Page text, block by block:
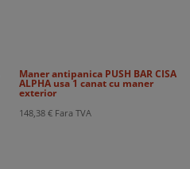
Maner antipanica PUSH BAR CISA
ALPHA usa 1 canat cu maner
exterior
148,38 € Fara TVA